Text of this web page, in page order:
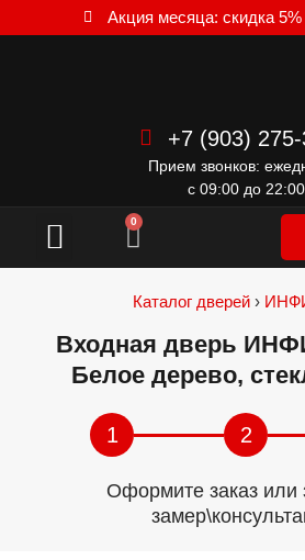
Акция месяца: скидка
+7 (903)
Прием звонков:
с 09:00 до 22:00
0
Каталог дверей ›
Входная дверь
Белое дерево,
1 2
Оформите заказ или